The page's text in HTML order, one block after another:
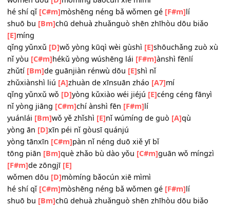
yuánlái[Bm]wǒ yě zhǐshì[E]nǐ wúmíng de guò
yòng ān[D]xīn péi nǐ gòusī quánjú
yòng tānxīn
tōng piān [Bm]què zhǎo bù dào yǒu[C#m]guān wǒ
[F#m] de zōngjī [E]
wǒmen dōu[D]mòmíng bǎocún xiē mìmì
hé shí qǐ[C#m]mòshēng néng bǎ wǒmen gé
shuō bu[Bm] chū dehuà zhuǎnguò shēn zhīhòu dōu
[E]míng
qǐng yǔnxǔ[D]wǒ yòng kūqì wèi gùshì[E] shōuchǎng
nǐ yòu [C#m]hékǔ yòng wúshēng lái[F#m]
zhǔtí[Bm]de guānjiàn rénwù dōu[E]shì nǐ
zhǔxiànshì liú[A]
qǐng yǔnxǔ wǒ[D]yòng kǔxiào wéi jiéjú
nǐ yòng jiāng[C#m]chí ànshì fēn[F#m]lí
yuánlái [Bm]wǒ yě zhǐshì[E]nǐ wúmíng de guò[A]qù